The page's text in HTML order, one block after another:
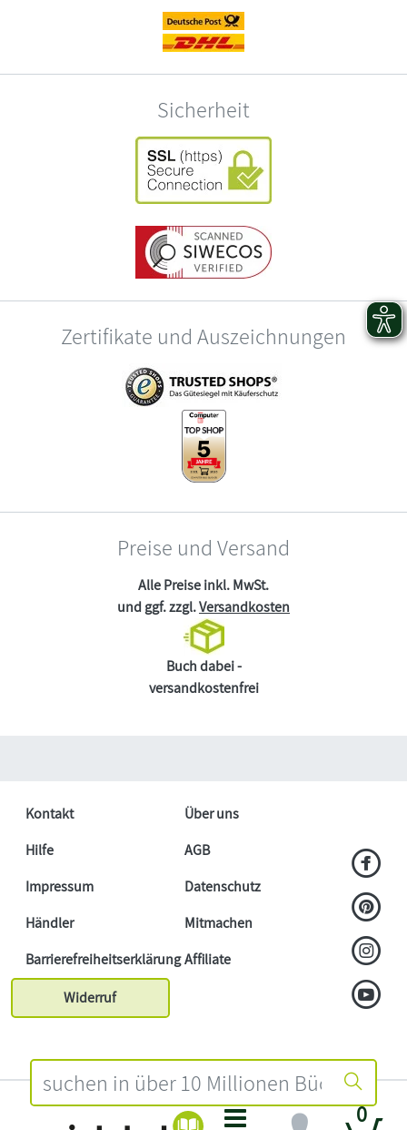
0
Sicherheit
Zertifikate und Auszeichnungen
Preise und Versand
Alle Preise inkl. MwSt.
und ggf. zzgl.Versandkosten
Buch dabei -
versandkostenfrei
Kontakt
Über uns
Hilfe
AGB
Impressum
Datenschutz
Händler
Mitmachen
BarrierefreiheitserklärungAffiliate
Widerruf